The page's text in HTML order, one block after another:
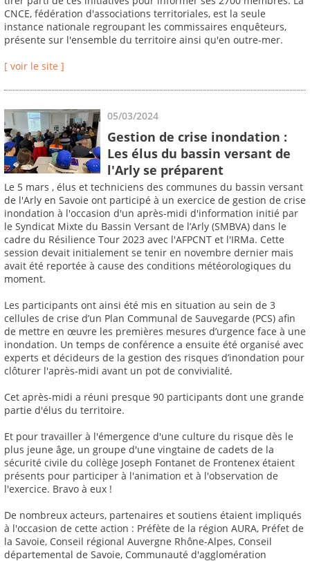
CNCE, fédération d'associations territoriales, est la seule
instance nationale regroupant les commissaires enquêteurs,
présente sur l'ensemble du territoire ainsi qu'en outre-mer.
[ voir le site ]
05/03/2024
Gestion de crise inondation :
Les élus du bassin versant de
l'Arly se préparent
Le 5 mars , élus et techniciens des communes du bassin versant
de l'Arly en Savoie ont participé à un exercice de gestion de crise
inondation à l'occasion d'un après-midi d'information initié par
le Syndicat Mixte du Bassin Versant de l’Arly (SMBVA) dans le
cadre du Résilience Tour 2023 avec l'AFPCNT et l'IRMa. Cette
session devait initialement se tenir en novembre dernier mais
avait été reportée à cause des conditions météorologiques du
moment.
Les participants ont ainsi été mis en situation au sein de 3
cellules de crise d’un Plan Communal de Sauvegarde (PCS) afin
de mettre en œuvre les premières mesures d’urgence face à une
inondation. Un temps de conférence a ensuite été organisé avec
experts et décideurs de la gestion des risques d’inondation pour
clôturer l'après-midi avant un pot de convivialité.
Cet après-midi a réuni presque 90 participants dont une grande
partie d'élus du territoire.
Et pour travailler à l'émergence d'une culture du risque dès le
plus jeune âge, un groupe d'une vingtaine de cadets de la
sécurité civile du collège Joseph Fontanet de Frontenex étaient
présents pour participer à l'animation et à l'observation de
l'exercice. Bravo à eux !
De nombreux acteurs, partenaires et soutiens étaient impliqués
à l'occasion de cette action : Préfète de la région AURA, Préfet de
la Savoie, Conseil régional Auvergne Rhône-Alpes, Conseil
départemental de Savoie, Communauté d'agglomération